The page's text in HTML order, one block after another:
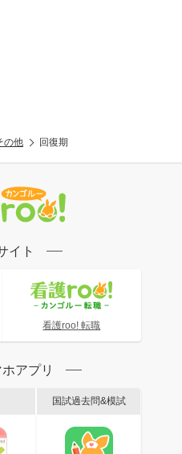
の他 回復期
イト
看護roo! 転職
アプリ
国試過去問&模試